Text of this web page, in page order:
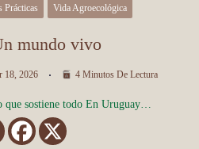
Prácticas Vida Agroecológica
mundo vivo
18, 2026 4 Minutos De Lectura
sostiene todo En Uruguay…